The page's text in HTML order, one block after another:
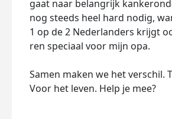
gaat naar belangrijk
nog steeds heel hard nodig,
1 op de 2 Nederlanders krijgt
ren speciaal voor mijn opa.
Samen maken we het verschil.
Voor het leven. Help je mee?